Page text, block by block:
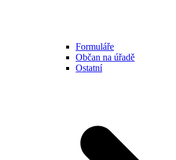
Formuláře
Občan na úřadě
Ostatní